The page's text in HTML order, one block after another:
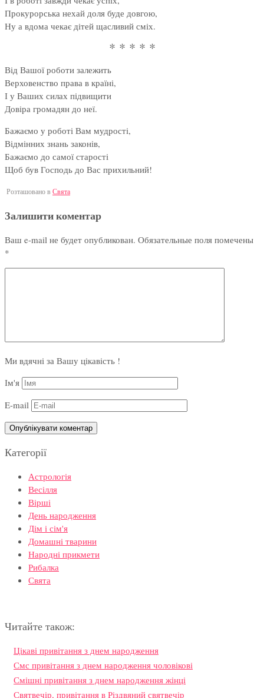
Прокурорська нехай доля буде довгою,
Ну а вдома чекає дітей щасливий сміх.
* * * * *
Від Вашої роботи залежить
Верховенство права в країні,
І у Ваших силах підвищити
Довіра громадян до неї.
Бажаємо у роботі Вам мудрості,
Відмінних знань законів,
Бажаємо до самої старості
Щоб був Господь до Вас прихильний!
Розташовано в Свята
Залишити коментар
Ваш e-mail не будет опубликован. Обязательные поля помечены
*
Ми вдячні за Вашу цікавість !
Ім'я
E-mail
Категорії
Астрологія
Весілля
Вірші
День народження
Дім і сім'я
Домашні тварини
Народні прикмети
Рибалка
Свята
Читайте також:
Цікаві привітання з днем народження
Смс привітання з днем народження чоловікові
Смішні привітання з днем народження жінці
Святвечір, привітання в Різдвяний святвечір